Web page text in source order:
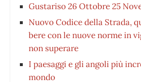
Gustariso 26 Ottobre 25
Nuovo Codice della Strada,
bere con le nuove norme in
non superare
I paesaggi e gli angoli più
mondo